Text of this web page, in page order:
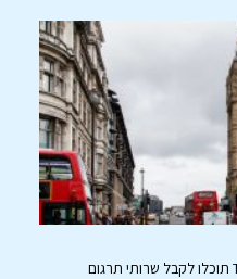
שירותי תרגום מתחומי עיסוק ב-Text4u תוכלו לקבל שרותי תרגום